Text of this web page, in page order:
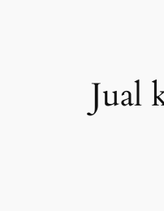
Jual